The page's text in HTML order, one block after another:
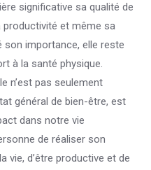
significative sa qualité de
et même sa
son importance, elle reste
à la santé physique.
n’est pas seulement
général de bien-être, est
dans notre vie
de réaliser son
vie, d’être productive et de